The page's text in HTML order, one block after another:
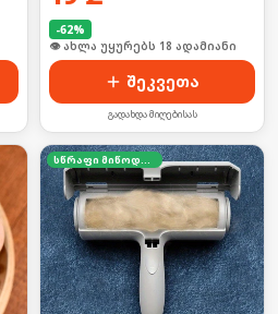
-62%
🛒 ბოლო 24სთ-ში იყიდა 25-მა
შეკვეთა
გადახდა მიღებისას
სწრაფი მიწოდება